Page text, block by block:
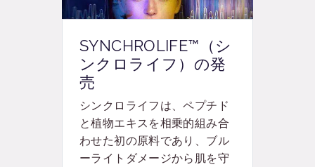
SYNCHROLIFE™（シ
ンクロライフ）の発
売
シンクロライフ は、ペプチド
と植物エキス を相乗的組み合
わせた初の原料であり、 ブル
ーライトダメージから肌を守